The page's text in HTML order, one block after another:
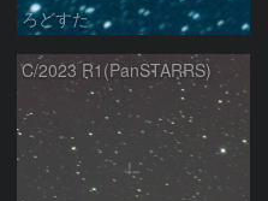
ろどすた
C/2023 R1(PanSTARRS)